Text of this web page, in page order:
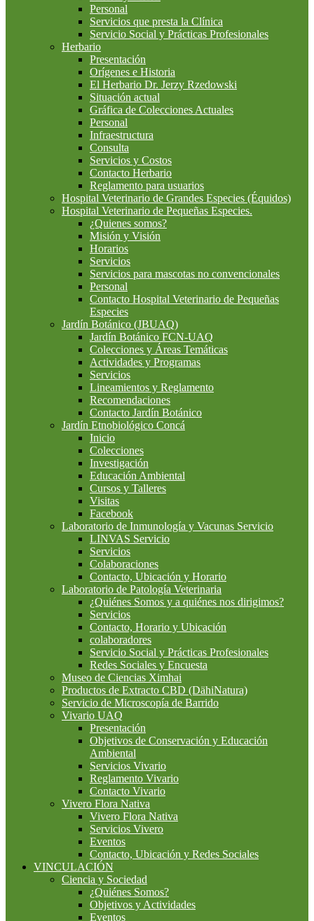
Personal
Servicios que presta la Clínica
Servicio Social y Prácticas Profesionales
Herbario
Presentación
Orígenes e Historia
El Herbario Dr. Jerzy Rzedowski
Situación actual
Gráfica de Colecciones Actuales
Personal
Infraestructura
Consulta
Servicios y Costos
Contacto Herbario
Reglamento para usuarios
Hospital Veterinario de Grandes Especies (Équidos)
Hospital Veterinario de Pequeñas Especies.
¿Quienes somos?
Misión y Visión
Horarios
Servicios
Servicios para mascotas no convencionales
Personal
Contacto Hospital Veterinario de Pequeñas
Especies
Jardín Botánico (JBUAQ)
Jardín Botánico FCN-UAQ
Colecciones y Áreas Temáticas
Actividades y Programas
Servicios
Lineamientos y Reglamento
Recomendaciones
Contacto Jardín Botánico
Jardín Etnobiológico Concá
Inicio
Colecciones
Investigación
Educación Ambiental
Cursos y Talleres
Visitas
Facebook
Laboratorio de Inmunología y Vacunas Servicio
LINVAS Servicio
Servicios
Colaboraciones
Contacto, Ubicación y Horario
Laboratorio de Patología Veterinaria
¿Quiénes Somos y a quiénes nos dirigimos?
Servicios
Contacto, Horario y Ubicación
colaboradores
Servicio Social y Prácticas Profesionales
Redes Sociales y Encuesta
Museo de Ciencias Ximhai
Productos de Extracto CBD (DähiNatura)
Servicio de Microscopía de Barrido
Vivario UAQ
Presentación
Objetivos de Conservación y Educación
Ambiental
Servicios Vivario
Reglamento Vivario
Contacto Vivario
Vivero Flora Nativa
Vivero Flora Nativa
Servicios Vivero
Eventos
Contacto, Ubicación y Redes Sociales
VINCULACIÓN
Ciencia y Sociedad
¿Quiénes Somos?
Objetivos y Actividades
Eventos